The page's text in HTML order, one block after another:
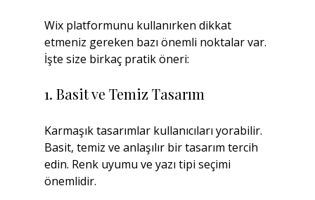
Wix platformunu kullanırken dikkat
etmeniz gereken bazı önemli noktalar var.
İşte size birkaç pratik öneri:
1. Basit ve Temiz Tasarım
Karmaşık tasarımlar kullanıcıları yorabilir.
Basit, temiz ve anlaşılır bir tasarım tercih
edin. Renk uyumu ve yazı tipi seçimi
önemlidir.